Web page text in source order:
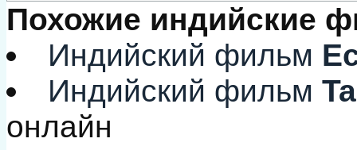
Похожие индийские
Индийский фильм
Индийский фильм
онлайн